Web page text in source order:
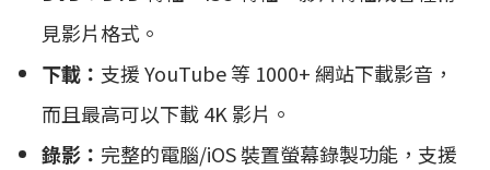
見影片格式。
下載： 支援 YouTube 等 1000+ 網站下載影音，
而且最高可以下載 4K 影片。
錄影： 完整的電腦/iOS 裝置螢幕錄製功能，支援